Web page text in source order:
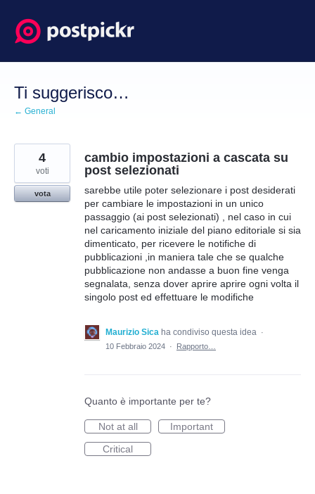
Salta
al
contenuto
Ti suggerisco…
← General
cambio impostazioni a cascata su
post selezionati
sarebbe utile poter selezionare i post desiderati
per cambiare le impostazioni in un unico
passaggio (ai post selezionati) , nel caso in cui
nel caricamento iniziale del piano editoriale si sia
dimenticato, per ricevere le notifiche di
pubblicazioni ,in maniera tale che se qualche
pubblicazione non andasse a buon fine venga
segnalata, senza dover aprire aprire ogni volta il
singolo post ed effettuare le modifiche
4
voti
vota
Maurizio Sica ha condiviso questa idea ·
10 Febbraio 2024 · Rapporto…
Quanto è importante per te?
Not at all
Important
Critical